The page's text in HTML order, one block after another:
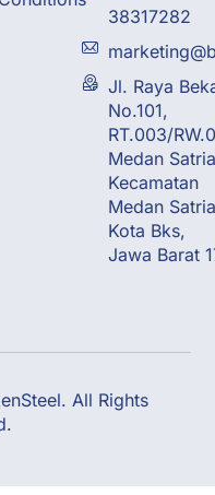
38317282
Jl. Raya
No.101,
RT.003/
Medan
Kecamatan
Medan
Kota Bks,
Jawa Barat
All Rights